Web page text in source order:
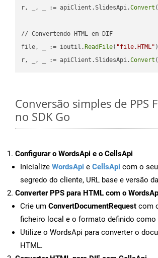
r, _, _ := apiClient.SlidesApi.Convert
// Convertendo HTML em DIF
file, _ := ioutil. ReadFile( "file.HTML" )
r, _, _ := apiClient.SlidesApi.Convert
Conversão simples de PPS
no SDK Go
Configurar o WordsApi e o CellsApi
Inicialize WordsApi e CellsApi com o
segredo do cliente, URL base e versão
Converter PPS para HTML com o
Crie um ConvertDocumentRequest com
ficheiro local e o formato definido como
Utilize o WordsApi para converter o
HTML.